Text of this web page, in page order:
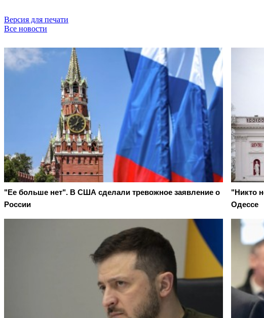
Версия для печати
Все новости
"Ее больше нет". В США сделали тревожное заявление о
России
"Никто
Одессе